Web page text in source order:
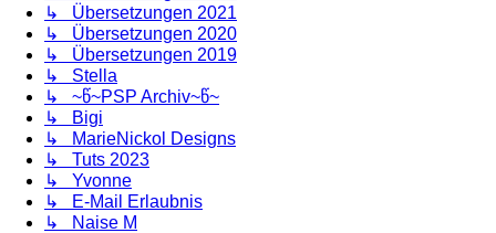
↳ Übersetzungen 2021
↳ Übersetzungen 2020
↳ Übersetzungen 2019
↳ Stella
↳ ~წ~PSP Archiv~წ~
↳ Bigi
↳ MarieNickol Designs
↳ Tuts 2023
↳ Yvonne
↳ E-Mail Erlaubnis
↳ Naise M